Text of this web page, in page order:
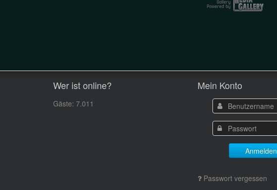
Wer ist online?
Gäste: 7.011
Mein Konto
Anmelden
Passwort vergessen